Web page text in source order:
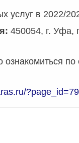
услуг в 2022/
450054, г. Уфа,
по